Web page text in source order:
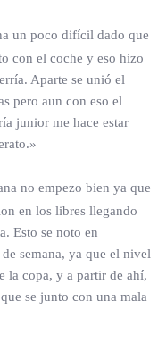
un poco difícil dado que
con el coche y eso hizo
Aparte se unió el
pero aun con eso el
junior me hace estar
no empezo bien ya que
en los libres llegando
Esto se noto en
semana, ya que el nivel
la copa, y a partir de ahí,
se junto con una mala